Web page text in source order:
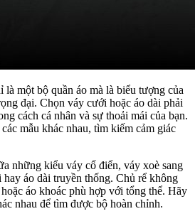
một bộ quần áo mà là biểu tượng của
đại. Chọn váy cưới hoặc áo dài phải
cách cá nhân và sự thoải mái của bạn.
mẫu khác nhau, tìm kiếm cảm giác
những kiểu váy cổ điển, váy xoè sang
áo dài truyền thống. Chủ rể không
áo khoác phù hợp với tổng thể. Hãy
nhau để tìm được bộ hoàn chỉnh.